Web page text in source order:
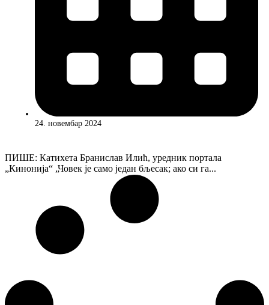
24. новембар 2024
ПИШЕ: Катихета Бранислав Илић, уредник портала
„Кинонија“ „Човек је само један бљесак; ако си га...